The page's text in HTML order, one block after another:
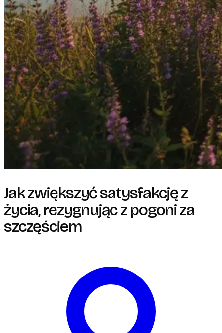
Jak zwiększyć satysfakcję z
życia, rezygnując z pogoni za
szczęściem